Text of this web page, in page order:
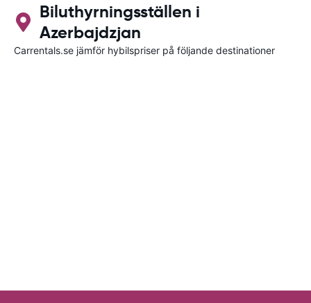
Biluthyrningsställen i
Azerbajdzjan
Carrentals.se jämför hybilspriser på följande destinationer